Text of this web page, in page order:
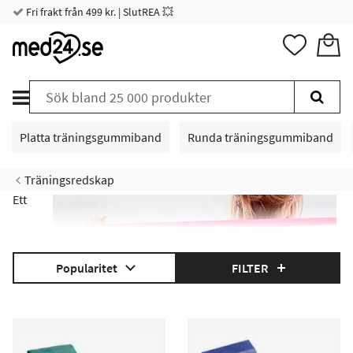
Fri frakt från 499 kr. | SlutREA 💥
Platta träningsgummiband Runda träningsgummiband
Träningsredskap
Ett
semester. Med rätt övningar och ett elastiskt träningsband
Popularitet FILTER